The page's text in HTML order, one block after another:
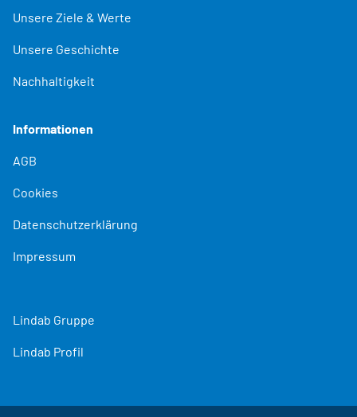
Unsere Ziele & Werte
Unsere Geschichte
Nachhaltigkeit
Informationen
AGB
Cookies
Datenschutzerklärung
Impressum
Lindab Gruppe
Lindab Profil